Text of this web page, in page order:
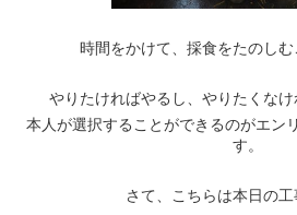
時間をかけて、採食をたのしむ
やりたければやるし、やりたくなけ
本人が選択することができるのがエン
す。
さて、こちらは本日の工